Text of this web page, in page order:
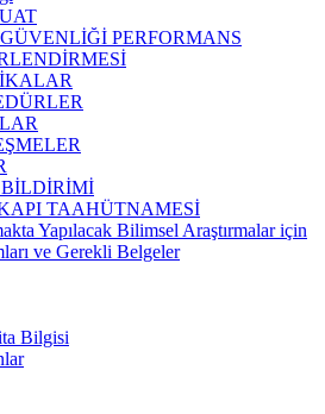
PERFORMANS
TAAHÜTNAMESİ
Yapılacak Bilimsel Araştırmalar için
ve Gerekli Belgeler
Bilgisi